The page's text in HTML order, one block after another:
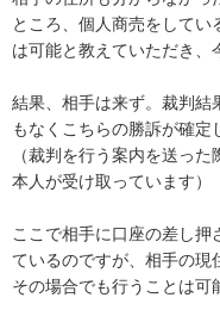
ところ、個人商売をしてい
は可能と教えていただき、
結果、相手は来ず。裁判結
もなくこちらの勝訴が確定
（裁判を行う案内を送っ
本人が受け取っています）
ここで相手に口座の差し押
ているのですが、相手の現
その場合でも行うことは可